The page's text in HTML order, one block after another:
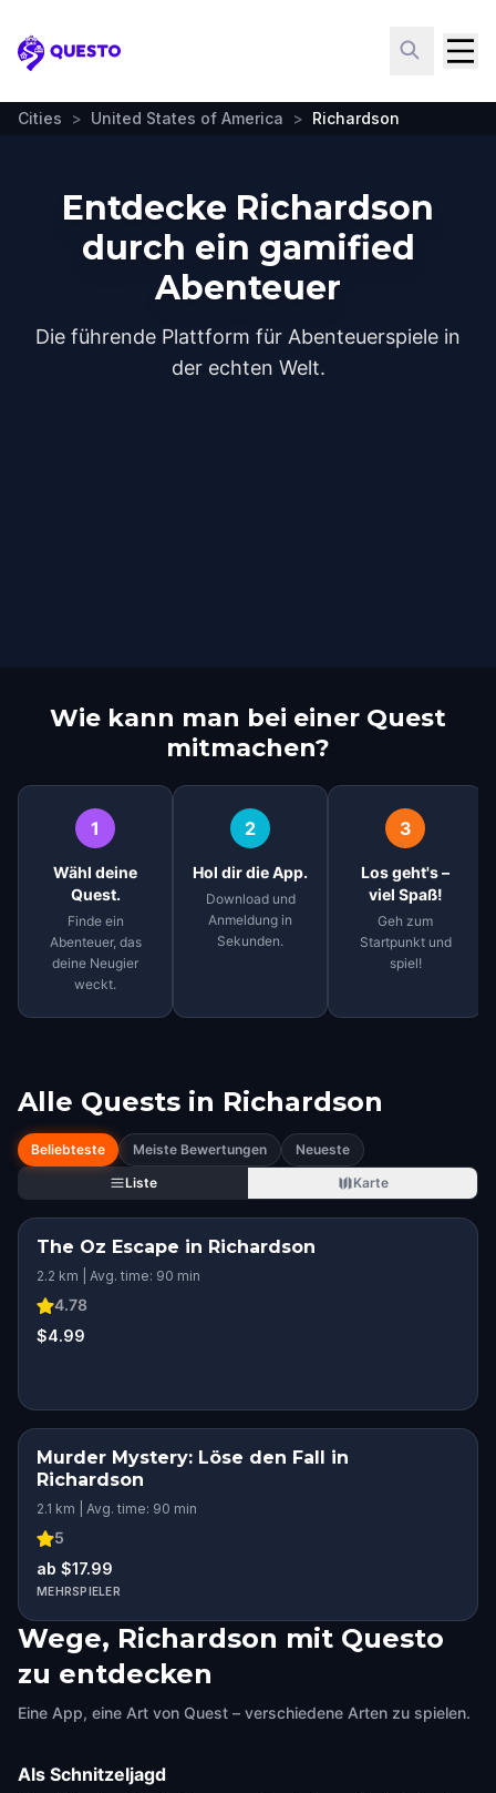
Questo
Cities > United States of America > Richardson
Entdecke Richardson
durch ein gamified
Abenteuer
Die führende Plattform für Abenteuerspiele in
der echten Welt.
Wie kann man bei einer Quest
mitmachen?
1
Wähl deine
Quest.
Finde ein
Abenteuer, das
deine Neugier
weckt.
2
Hol dir die App.
Download und
Anmeldung in
Sekunden.
3
Los geht's –
viel Spaß!
Geh zum
Startpunkt und
spiel!
Alle Quests in Richardson
Beliebteste Meiste Bewertungen
Neueste
Liste
Karte
The Oz Escape in Richardson
2.2 km | Avg. time: 90 min
4.78
$4.99
Murder Mystery: Löse den Fall in
Richardson
2.1 km | Avg. time: 90 min
5
ab $17.99
MEHRSPIELER
Wege, Richardson mit Questo
zu entdecken
Eine App, eine Art von Quest – verschiedene Arten zu spielen.
Als Schnitzeljagd